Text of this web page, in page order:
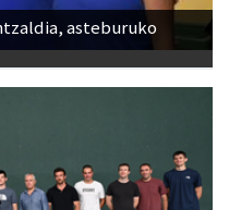
asteburuko